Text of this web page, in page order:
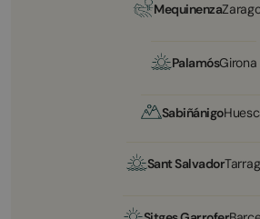
Mequinenza
PalamósGirona
Sabiñánigo
Sant Salvador